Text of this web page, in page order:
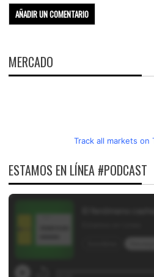
MERCADO
Track all markets on
ESTAMOS EN LÍNEA #PODCAST